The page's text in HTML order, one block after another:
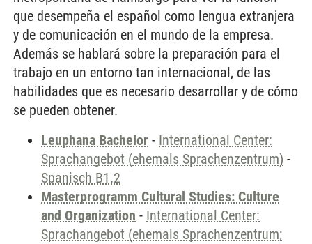
que desempeña el español como lengua extranjera
y de comunicación en el mundo de la empresa.
Además se hablará sobre la preparación para el
trabajo en un entorno tan internacional, de las
habilidades que es necesario desarrollar y de cómo
se pueden obtener.
Leuphana Bachelor - International Center:
Sprachangebot (ehemals Sprachenzentrum) -
Spanisch B1.2
Masterprogramm Cultural Studies: Culture
and Organization - International Center:
Sprachangebot (ehemals Sprachenzentrum;